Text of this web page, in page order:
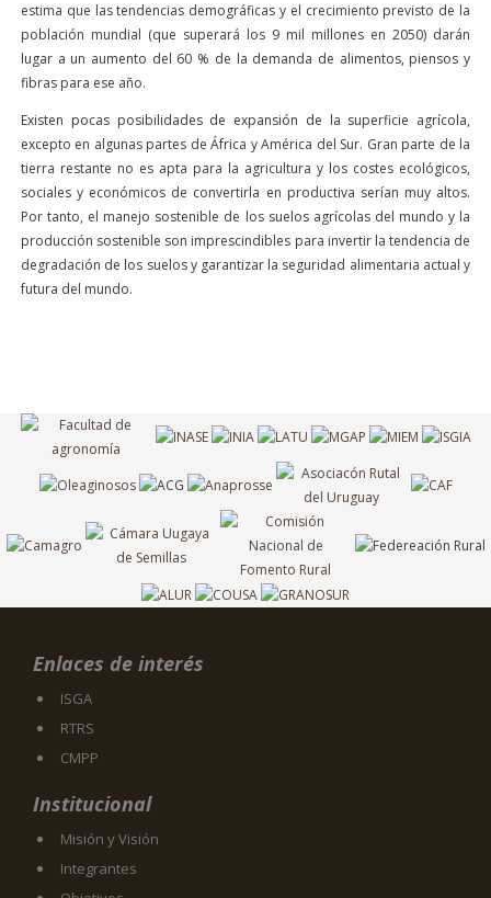
estima que las tendencias demográficas y el crecimiento previsto de la
población mundial (que superará los 9 mil millones en 2050) darán
lugar a un aumento del 60 % de la demanda de alimentos, piensos y
fibras para ese año.
Existen pocas posibilidades de expansión de la superficie agrícola,
excepto en algunas partes de África y América del Sur. Gran parte de la
tierra restante no es apta para la agricultura y los costes ecológicos,
sociales y económicos de convertirla en productiva serían muy altos.
Por tanto, el manejo sostenible de los suelos agrícolas del mundo y la
producción sostenible son imprescindibles para invertir la tendencia de
degradación de los suelos y garantizar la seguridad alimentaria actual y
futura del mundo.
Enlaces de interés
ISGA
RTRS
CMPP
Institucional
Misión y Visión
Integrantes